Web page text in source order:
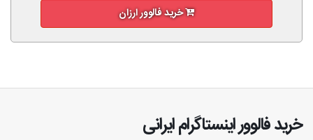
خرید فالوور ارزان
خرید فالوور اینستاگرام ایرانی